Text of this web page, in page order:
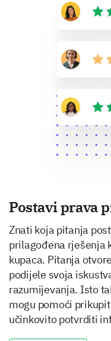
Postavi prava
Znati koja pitanja
prilagođena rješenja
kupaca. Pitanja
podijele svoja
razumijevanja. Isto
mogu pomoći
učinkovito potvrditi